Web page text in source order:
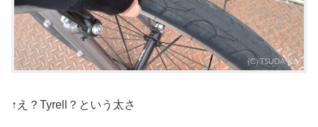
↑え？Tyrell？という太さ